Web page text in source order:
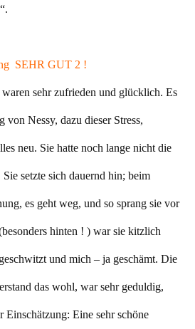
SEHR GUT 2 !
sehr zufrieden und glücklich. Es
von Nessy, dazu dieser Stress,
neu. Sie hatte noch lange nicht die
setzte sich dauernd hin; beim
es geht weg, und so sprang sie vor
hinten ! ) war sie kitzlich
und mich – ja geschämt. Die
das wohl, war sehr geduldig,
Einschätzung: Eine sehr schöne